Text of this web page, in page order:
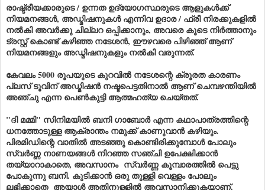
രാഷ്ട്രീയക്കാരുടെ / ഉന്നത ഉദ്യോഗസ്ഥരുടെ ആളുകൾക്ക്
നിയമനങ്ങൾ, അഡ്മിഷനുകൾ എന്നിവ ഉദാര / ഫ്രീ നിരക്കുകളിൽ
നൽകി അവർക്കു ചില്ലറ ഒപ്പിക്കാനും, അവരെ കൂടെ നിർത്താനും
ട്രസ്റ്റ് കൊണ്ട് കഴിഞ്ഞ നടേശൻ, ഈഴവരെ പിഴിഞ്ഞ് ആണ്
നിയമനങ്ങളും അഡ്മിഷനുകളും നൽകി വരുന്നത്.
കേവലം 5000 രൂപയുടെ കുറവിൽ നടേശന്റെ ക്രൂരത കാരണം
പ്ലസ് ടൂവിന് അഡ്മിഷൻ നഷ്ടപെട്ടതിനാൽ ആണ് ചെമ്പഴന്തിയിൽ
അഞ്ചു എന്ന പെൺകുട്ടി ആത്മഹത്യ ചെയ്തത്.
"ദി മമ്മി" സിനിമയിൽ ബനി ഗാബോർ എന്ന കഥാപാത്രത്തിന്റെ
ധനത്തോടുള്ള ആക്രാന്തം നമുക്ക് കാണുവാൻ കഴിയും.
പിരമിഡിന്റെ വാതിൽ അടഞ്ഞു കൊണ്ടിരിക്കുമ്പോൾ പോലും
സ്വർണ്ണ നാണയങ്ങൾ നിറഞ്ഞ സഞ്ചി ഉപേക്ഷിക്കാൻ
തയ്യാറാകാതെ, അവസാനം സ്വർണ്ണ കൂമ്പാരത്തിൽ പെട്ടു
പോകുന്നു ബനി. കുടിക്കാൻ ഒരു തുള്ളി വെള്ളം പോലും
ലഭിക്കാതെ അയാൾ അതിനുള്ളിൽ അവസാനിക്കുകയാണ്.